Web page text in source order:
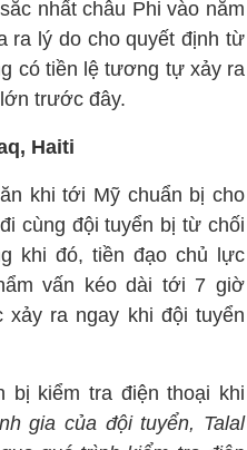
nhất châu Phi vào năm
ra lý do cho quyết định từ
có tiền lệ tương tự xảy ra
trước đây.
Haiti
khi tới Mỹ chuẩn bị cho
cùng đội tuyển bị từ chối
khi đó, tiền đạo chủ lực
vấn kéo dài tới 7 giờ
ra ngay khi đội tuyển
bị kiểm tra điện thoại khi
gia của đội tuyển, Talal